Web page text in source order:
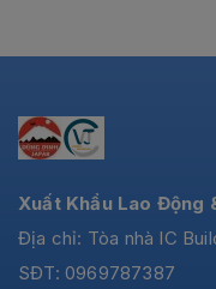
Xuất Khẩu Lao Động
Địa chỉ: Tòa nhà IC
SĐT: 0969787387